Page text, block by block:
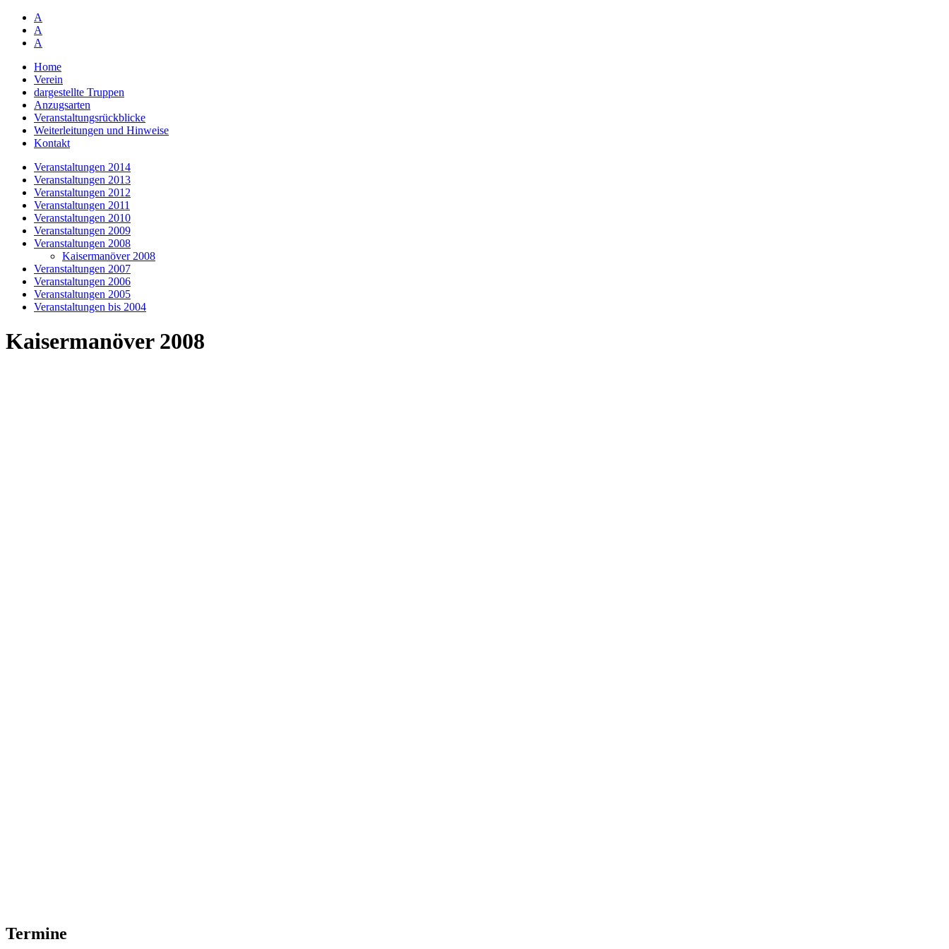
A
A
A
Home
Verein
dargestellte Truppen
Anzugsarten
Veranstaltungsrückblicke
Weiterleitungen und Hinweise
Kontakt
Veranstaltungen 2014
Veranstaltungen 2013
Veranstaltungen 2012
Veranstaltungen 2011
Veranstaltungen 2010
Veranstaltungen 2009
Veranstaltungen 2008
Kaisermanöver 2008
Veranstaltungen 2007
Veranstaltungen 2006
Veranstaltungen 2005
Veranstaltungen bis 2004
Kaisermanöver 2008
Termine